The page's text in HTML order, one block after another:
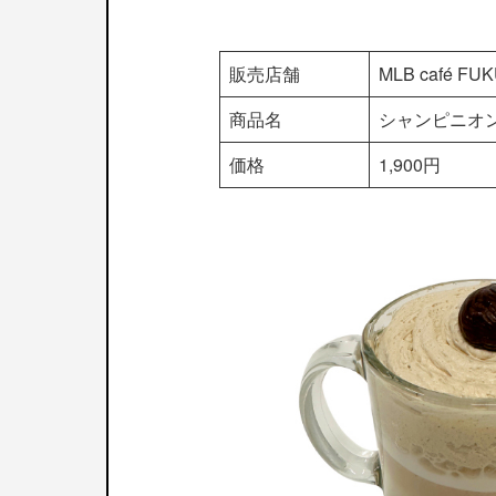
販売店舗
MLB café
商品名
シャンピニオ
価格
1,900円